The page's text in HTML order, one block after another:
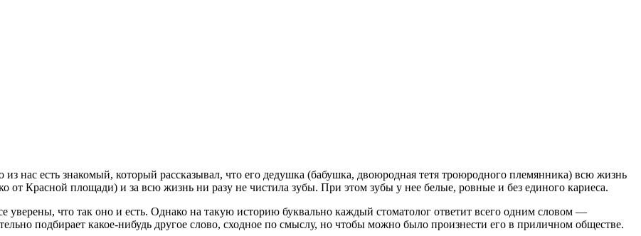
нас есть знакомый, который рассказывал, что его дедушка (бабушка, двоюродная тетя троюродного племянника) всю жизнь
от Красной площади) и за всю жизнь ни разу не чистила зубы. При этом зубы у нее белые, ровные и без единого кариеса.
уверены, что так оно и есть. Однако на такую историю буквально каждый стоматолог ответит всего одним словом —
подбирает какое-нибудь другое слово, сходное по смыслу, но чтобы можно было произнести его в приличном обществе.